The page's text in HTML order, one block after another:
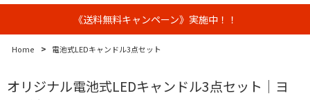
《送料無料キャンペーン》実施中！！
Home > 電池式LEDキャンドル3点セット
オリジナル電池式LEDキャンドル3点セット｜ヨ